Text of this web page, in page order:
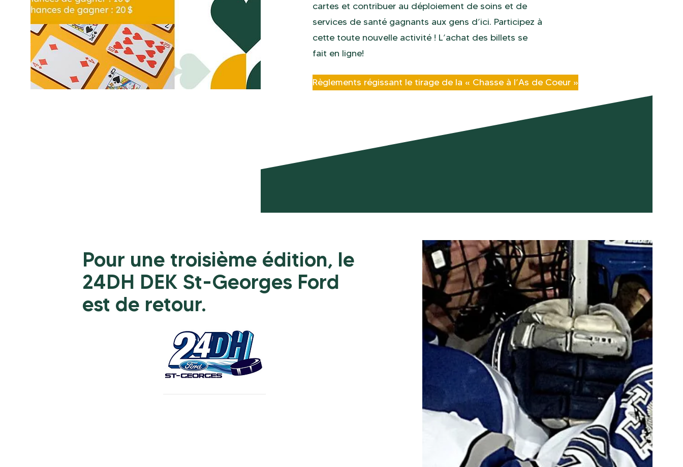
cartes et contribuer au déploiement de soins et de
services de santé gagnants aux gens d’ici. Participez à
cette toute nouvelle activité ! L’achat des billets se
fait en ligne!
Règlements régissant le tirage de la « Chasse à l’As de Coeur »
Pour une troisième édition, le
24DH DEK St-Georges Ford
est de retour.